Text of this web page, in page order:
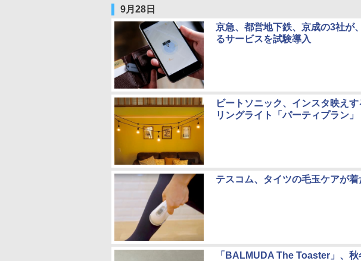
9月28日
京急、都営地下鉄、京成の3社が
るサービスを試験導入
ビートソニック、インスタ映え
リングライト「パーティプラン」
テスコム、タイツの毛玉ケアが
「BALMUDA The Toaster」、